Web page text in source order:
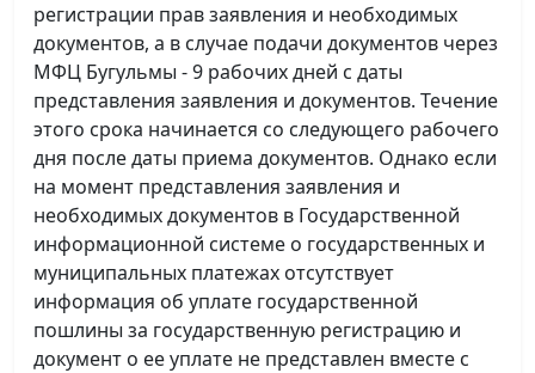
регистрации прав заявления и необходимых
документов, а в случае подачи документов через
МФЦ Бугульмы - 9 рабочих дней с даты
представления заявления и документов. Течение
этого срока начинается со следующего рабочего
дня после даты приема документов. Однако если
на момент представления заявления и
необходимых документов в Государственной
информационной системе о государственных и
муниципальных платежах отсутствует
информация об уплате государственной
пошлины за государственную регистрацию и
документ о ее уплате не представлен вместе с